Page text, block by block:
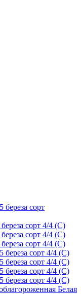
сорт
сорт 4/4 (С)
сорт 4/4 (С)
сорт 4/4 (С)
сорт 4/4 (С)
сорт 4/4 (С)
сорт 4/4 (С)
сорт 4/4 (С)
Белая